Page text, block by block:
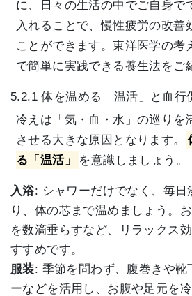
に、日々の生活の中でご自身で
入れることで、慢性疲労の改善
ことができます。東洋医学の考
で簡単に実践できる養生法をご
5.2.1 体を温める「温活」と血行
冷えは「気・血・水」の巡りを
させる大きな原因となります。
る「温活」
を意識しましょう。
入浴: シャワーだけでなく、毎日
り、体の芯まで温めましょう。
を数滴垂らすなど、リラックス
すすめです。
服装: 季節を問わず、腹巻きや靴
ーなどを活用し、お腹や足元を